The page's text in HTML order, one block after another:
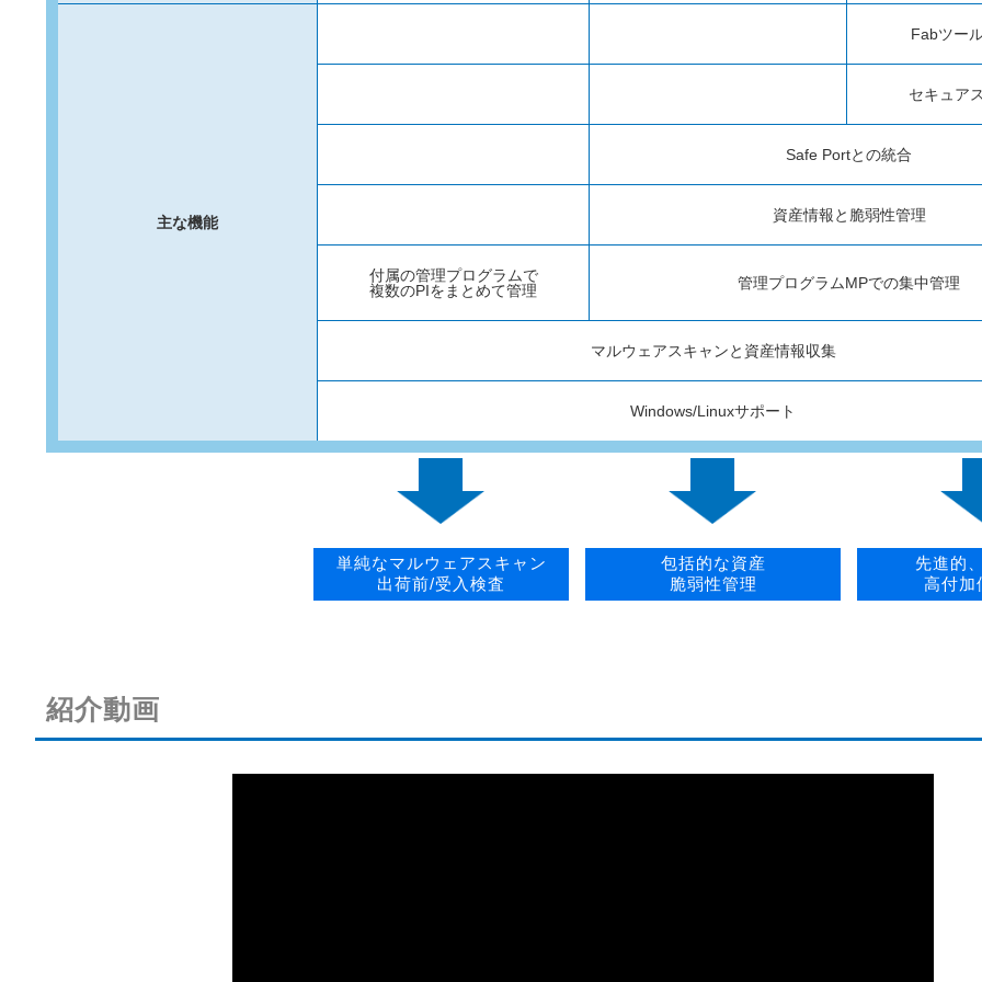
主な機能
Fabツー
セキュア
Safe Portとの統合
資産情報と脆弱性管理
付属の管理プログラムで
複数のPIをまとめて管理
管理プログラムMPでの集中管理
マルウェアスキャンと資産情報収集
Windows/Linuxサポート
単純なマルウェアスキャン
出荷前/受入検査
包括的な資産
脆弱性管理
先進的
高付加
紹介動画